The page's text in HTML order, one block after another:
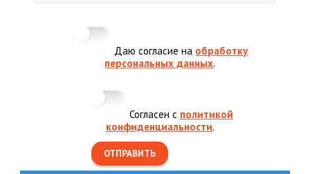
Даю согласие на обработку
персональных данных.
Согласен с политикой
конфиденциальности.